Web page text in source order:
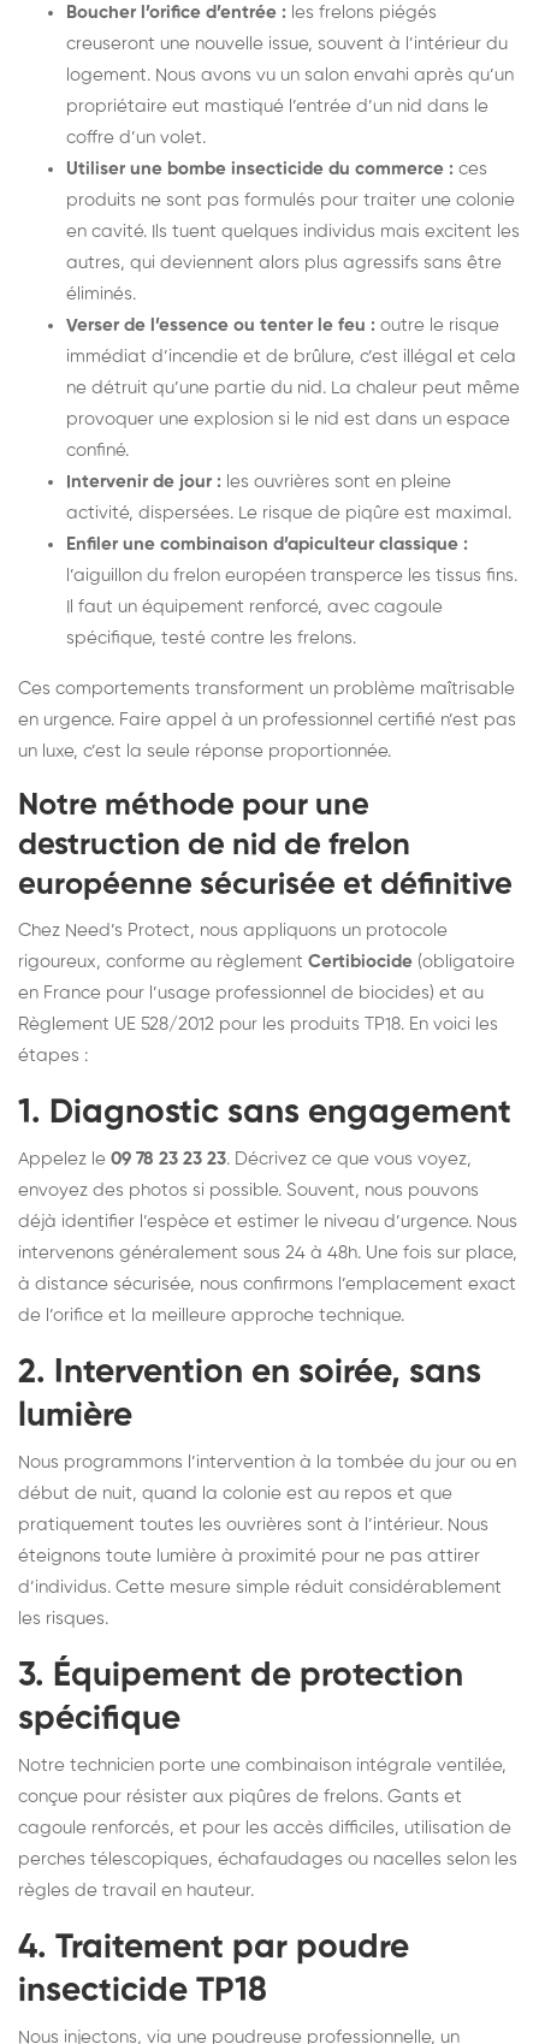
Boucher l’orifice d’entrée : les frelons piégés
creuseront une nouvelle issue, souvent à l’intérieur du
logement. Nous avons vu un salon envahi après qu’un
propriétaire eut mastiqué l’entrée d’un nid dans le
coffre d’un volet.
Utiliser une bombe insecticide du commerce : ces
produits ne sont pas formulés pour traiter une colonie
en cavité. Ils tuent quelques individus mais excitent les
autres, qui deviennent alors plus agressifs sans être
éliminés.
Verser de l’essence ou tenter le feu : outre le risque
immédiat d’incendie et de brûlure, c’est illégal et cela
ne détruit qu’une partie du nid. La chaleur peut même
provoquer une explosion si le nid est dans un espace
confiné.
Intervenir de jour : les ouvrières sont en pleine
activité, dispersées. Le risque de piqûre est maximal.
Enfiler une combinaison d’apiculteur classique :
l’aiguillon du frelon européen transperce les tissus fins.
Il faut un équipement renforcé, avec cagoule
spécifique, testé contre les frelons.
Ces comportements transforment un problème maîtrisable
en urgence. Faire appel à un professionnel certifié n’est pas
un luxe, c’est la seule réponse proportionnée.
Notre méthode pour une
destruction de nid de frelon
européenne sécurisée et définitive
Chez Need’s Protect, nous appliquons un protocole
rigoureux, conforme au règlement Certibiocide (obligatoire
en France pour l’usage professionnel de biocides) et au
Règlement UE 528/2012 pour les produits TP18. En voici les
étapes :
1. Diagnostic sans engagement
Appelez le 09 78 23 23 23. Décrivez ce que vous voyez,
envoyez des photos si possible. Souvent, nous pouvons
déjà identifier l’espèce et estimer le niveau d’urgence. Nous
intervenons généralement sous 24 à 48h. Une fois sur place,
à distance sécurisée, nous confirmons l’emplacement exact
de l’orifice et la meilleure approche technique.
2. Intervention en soirée, sans
lumière
Nous programmons l’intervention à la tombée du jour ou en
début de nuit, quand la colonie est au repos et que
pratiquement toutes les ouvrières sont à l’intérieur. Nous
éteignons toute lumière à proximité pour ne pas attirer
d’individus. Cette mesure simple réduit considérablement
les risques.
3. Équipement de protection
spécifique
Notre technicien porte une combinaison intégrale ventilée,
conçue pour résister aux piqûres de frelons. Gants et
cagoule renforcés, et pour les accès difficiles, utilisation de
perches télescopiques, échafaudages ou nacelles selon les
règles de travail en hauteur.
4. Traitement par poudre
insecticide TP18
Nous injectons, via une poudreuse professionnelle, un